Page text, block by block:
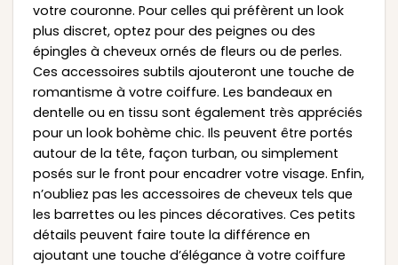
votre couronne. Pour celles qui préfèrent un look
plus discret, optez pour des peignes ou des
épingles à cheveux ornés de fleurs ou de perles.
Ces accessoires subtils ajouteront une touche de
romantisme à votre coiffure. Les bandeaux en
dentelle ou en tissu sont également très appréciés
pour un look bohème chic. Ils peuvent être portés
autour de la tête, façon turban, ou simplement
posés sur le front pour encadrer votre visage. Enfin,
n’oubliez pas les accessoires de cheveux tels que
les barrettes ou les pinces décoratives. Ces petits
détails peuvent faire toute la différence en
ajoutant une touche d’élégance à votre coiffure